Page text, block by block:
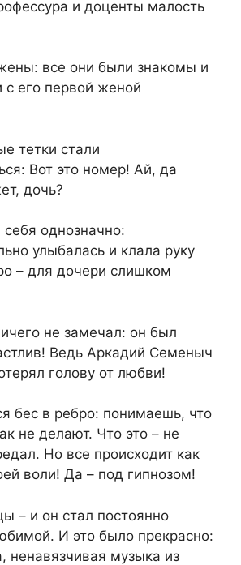
и доценты малость
все они были знакомы и
его первой женой
тетки стали
Вот это номер! Ай, да
дочь?
однозначно:
улыбалась и клала руку
– для дочери слишком
не замечал: он был
Ведь Аркадий Семеныч
голову от любви!
бес в ребро: понимаешь, что
не делают. Что это – не
Но все происходит как
воли! Да – под гипнозом!
– и он стал постоянно
И это было прекрасно:
ненавязчивая музыка из